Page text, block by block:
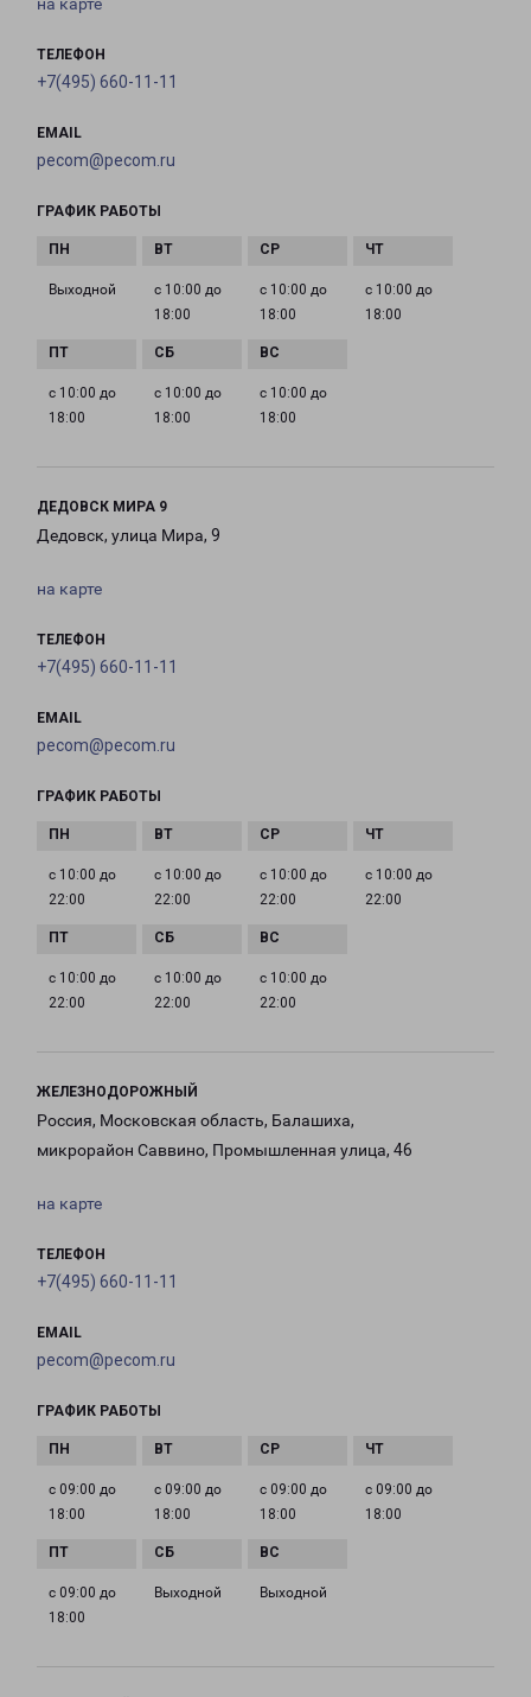
на карте
ТЕЛЕФОН
+7(495) 660-11-11
EMAIL
pecom@pecom.ru
ГРАФИК РАБОТЫ
Выходной
с 10:00 до
18:00
с 10:00 до
18:00
с 10:00 до
18:00
с 10:00 до
18:00
с 10:00 до
18:00
с 10:00 до
18:00
ДЕДОВСК МИРА 9
Дедовск, улица Мира, 9
на карте
ТЕЛЕФОН
+7(495) 660-11-11
EMAIL
pecom@pecom.ru
ГРАФИК РАБОТЫ
с 10:00 до
22:00
с 10:00 до
22:00
с 10:00 до
22:00
с 10:00 до
22:00
с 10:00 до
22:00
с 10:00 до
22:00
с 10:00 до
22:00
ЖЕЛЕЗНОДОРОЖНЫЙ
Россия, Московская область, Балашиха,
микрорайон Саввино, Промышленная улица, 46
на карте
ТЕЛЕФОН
+7(495) 660-11-11
EMAIL
pecom@pecom.ru
ГРАФИК РАБОТЫ
с 09:00 до
18:00
с 09:00 до
18:00
с 09:00 до
18:00
с 09:00 до
18:00
с 09:00 до
18:00
Выходной Выходной